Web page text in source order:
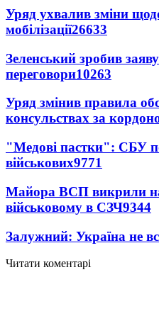
Уряд ухвалив зміни
мобілізації26633
Зеленський зробив
переговори10263
Уряд змінив правила
консульствах за
"Медові пастки": СБУ
військових9771
Майора ВСП викрили
військовому в СЗЧ9344
Залужний: Україна не
Читати коментарі